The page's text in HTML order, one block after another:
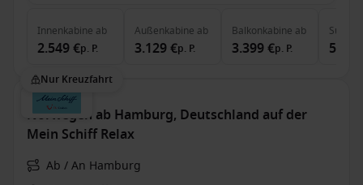
Innenkabine ab
2.549 €p. P.
Außenkabine ab
3.129 €p. P.
Balkonkabine ab
3.399 €p. P.
Suite
Nur Kreuzfahrt
Norwegen ab Hamburg, Deutschland auf der
Mein Schiff Relax
Ab / An Hamburg